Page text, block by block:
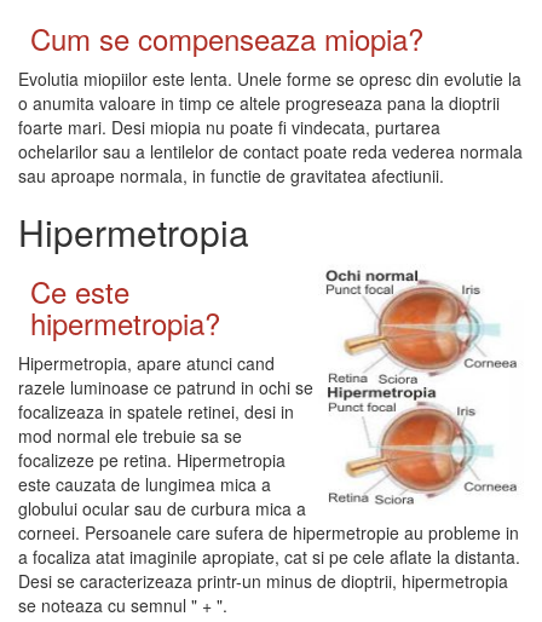
Cum se compenseaza miopia?
Evolutia miopiilor este lenta. Unele forme se opresc din evolutie la
o anumita valoare in timp ce altele progreseaza pana la dioptrii
foarte mari. Desi miopia nu poate fi vindecata, purtarea
ochelarilor sau a lentilelor de contact poate reda vederea normala
sau aproape normala, in functie de gravitatea afectiunii.
Hipermetropia
Ce este
hipermetropia?
Hipermetropia, apare atunci cand
razele luminoase ce patrund in ochi se
focalizeaza in spatele retinei, desi in
mod normal ele trebuie sa se
focalizeze pe retina. Hipermetropia
este cauzata de lungimea mica a
globului ocular sau de curbura mica a
corneei. Persoanele care sufera de hipermetropie au probleme in
a focaliza atat imaginile apropiate, cat si pe cele aflate la distanta.
Desi se caracterizeaza printr-un minus de dioptrii, hipermetropia
se noteaza cu semnul " + ".